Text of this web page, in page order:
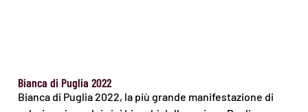
Bianca di Puglia 2022
Bianca di Puglia 2022, la più grande manifestazione di